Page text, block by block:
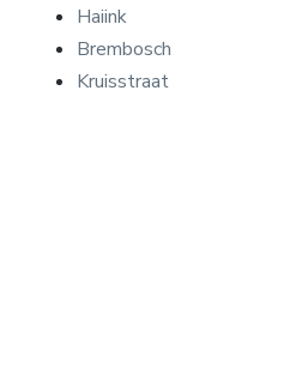
Haiink
Brembosch
Kruisstraat